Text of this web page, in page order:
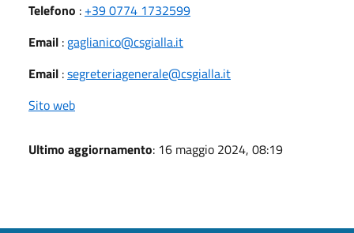
Telefono : +39 0774 1732599
Email : gaglianico@csgialla.it
Email :segreteriagenerale@csgialla.it
Sito web
Ultimo aggiornamento: 16 maggio 2024, 08:19